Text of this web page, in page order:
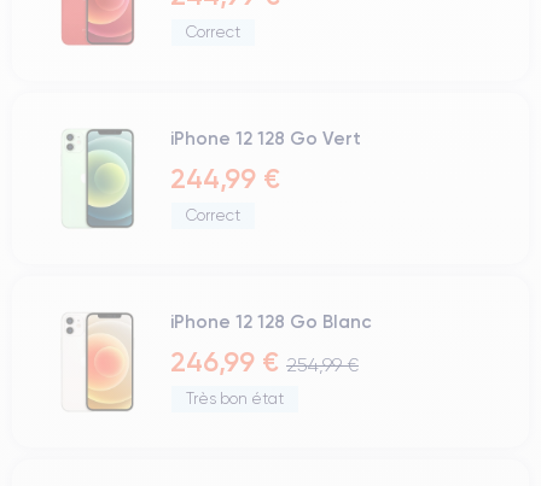
Correct
iPhone 12 128 Go Vert
244,99 €
Correct
iPhone 12 128 Go Blanc
246,99 € 254,99 €
Très bon état